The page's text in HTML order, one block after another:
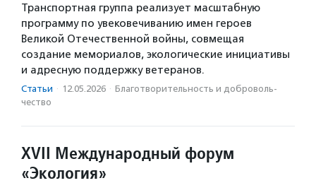
Транспортная группа реализует масштабную
программу по увековечиванию имен героев
Великой Отечественной войны, совмещая
создание мемориалов, экологические инициативы
и адресную поддержку ветеранов.
Статьи · 12.05.2026 · Благотвори­тель­ность и доброволь­
чест­во
XVII Международный форум
«Экология»